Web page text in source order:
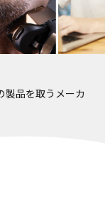
製品を取うメーカ